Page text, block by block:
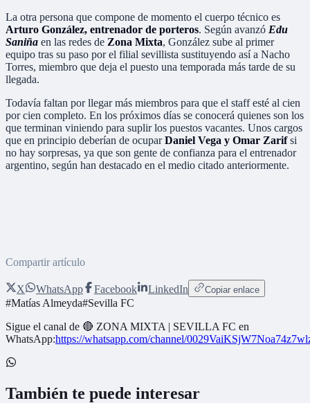
La otra persona que compone de momento el cuerpo técnico es
Arturo González, entrenador de porteros. Según avanzó Edu
Saniña en las redes de Zona Mixta, González sube al primer
equipo tras su paso por el filial sevillista sustituyendo así a Nacho
Torres, miembro que deja el puesto una temporada más tarde de su
llegada.
Todavía faltan por llegar más miembros para que el staff esté al cien
por cien completo. En los próximos días se conocerá quienes son los
que terminan viniendo para suplir los puestos vacantes. Unos cargos
que en principio deberían de ocuparDaniel Vega y Omar Zarifsi
no hay sorpresas, ya que son gente de confianza para el entrenador
argentino, según han destacado en el medio citado anteriormente.
Compartir artículo
X WhatsApp Facebook LinkedIn Copiar enlace
#Matías Almeyda#Sevilla FC
Sigue el canal de 🔴 ZONA MIXTA | SEVILLA FC en
WhatsApp:https://whatsapp.com/channel/
También te puede interesar